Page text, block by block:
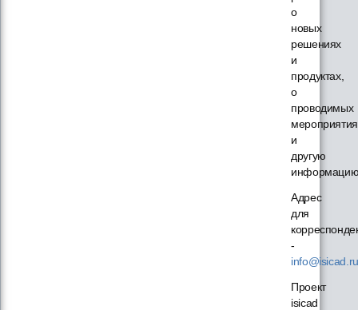
о
новых
решениях
и
продуктах,
о
проводимых
и
другую
Адрес
для
-
info@isicad.ru
Проект
isicad